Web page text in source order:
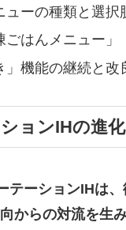
ューの種類と選択
はんメニュー」
」機能の継続と改
ョンIHの進化
テーションIHは
からの対流を生み